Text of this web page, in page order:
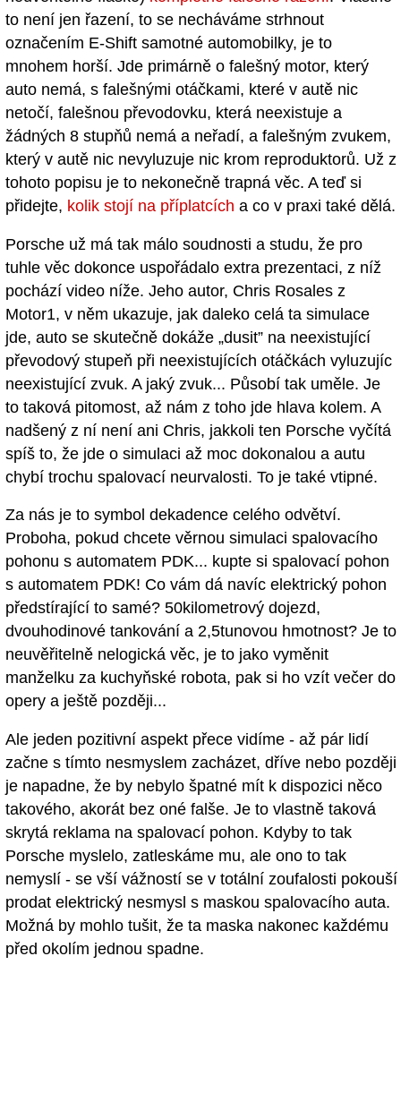
to není jen řazení, to se necháváme strhnout
označením E-Shift samotné automobilky, je to
mnohem horší. Jde primárně o falešný motor, který
auto nemá, s falešnými otáčkami, které v autě nic
netočí, falešnou převodovku, která neexistuje a
žádných 8 stupňů nemá a neřadí, a falešným zvukem,
který v autě nic nevyluzuje nic krom reproduktorů. Už z
tohoto popisu je to nekonečně trapná věc. A teď si
přidejte, kolik stojí na příplatcích a co v praxi také dělá.
Porsche už má tak málo soudnosti a studu, že pro
tuhle věc dokonce uspořádalo extra prezentaci, z níž
pochází video níže. Jeho autor, Chris Rosales z
Motor1, v něm ukazuje, jak daleko celá ta simulace
jde, auto se skutečně dokáže „dusit” na neexistující
převodový stupeň při neexistujících otáčkách vyluzujíc
neexistující zvuk. A jaký zvuk... Působí tak uměle. Je
to taková pitomost, až nám z toho jde hlava kolem. A
nadšený z ní není ani Chris, jakkoli ten Porsche vyčítá
spíš to, že jde o simulaci až moc dokonalou a autu
chybí trochu spalovací neurvalosti. To je také vtipné.
Za nás je to symbol dekadence celého odvětví.
Proboha, pokud chcete věrnou simulaci spalovacího
pohonu s automatem PDK... kupte si spalovací pohon
s automatem PDK! Co vám dá navíc elektrický pohon
předstírající to samé? 50kilometrový dojezd,
dvouhodinové tankování a 2,5tunovou hmotnost? Je to
neuvěřitelně nelogická věc, je to jako vyměnit
manželku za kuchyňské robota, pak si ho vzít večer do
opery a ještě později...
Ale jeden pozitivní aspekt přece vidíme - až pár lidí
začne s tímto nesmyslem zacházet, dříve nebo později
je napadne, že by nebylo špatné mít k dispozici něco
takového, akorát bez oné falše. Je to vlastně taková
skrytá reklama na spalovací pohon. Kdyby to tak
Porsche myslelo, zatleskáme mu, ale ono to tak
nemyslí - se vší vážností se v totální zoufalosti pokouší
prodat elektrický nesmysl s maskou spalovacího auta.
Možná by mohlo tušit, že ta maska nakonec každému
před okolím jednou spadne.